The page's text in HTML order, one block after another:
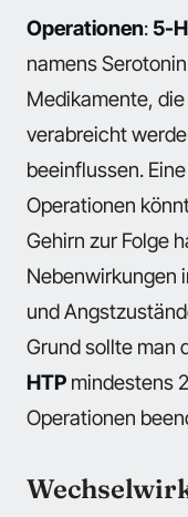
Operationen: 5-
namens
Medikamente,
verabreicht
beeinflussen.
Operationen
Gehirn zur Folge
Nebenwirkungen
und
Grund sollte man
HTP mindestens
Operationen